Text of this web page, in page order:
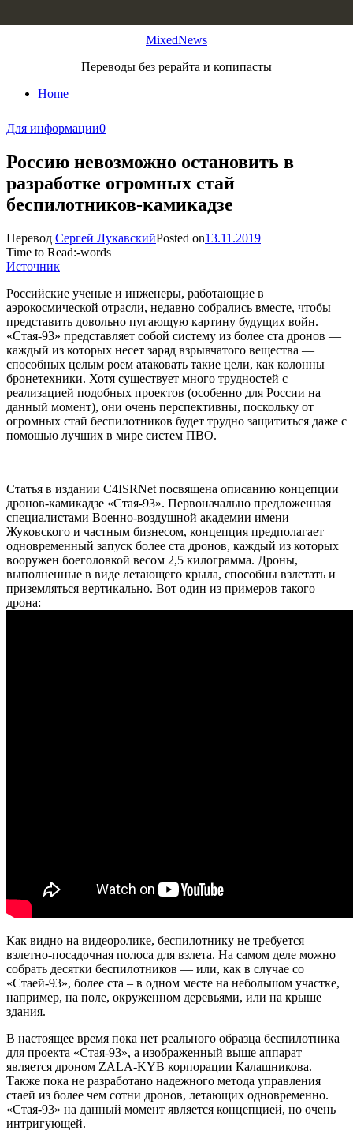
MixedNews
Переводы без рерайта и копипасты
Home
Для информации0
Россию невозможно остановить в
разработке огромных стай
беспилотников-камикадзе
Перевод Сергей ЛукавскийPosted on13.11.2019
Time to Read:-words
Источник
Российские ученые и инженеры, работающие в
аэрокосмической отрасли, недавно собрались вместе, чтобы
представить довольно пугающую картину будущих войн.
«Стая-93» представляет собой систему из более ста дронов —
каждый из которых несет заряд взрывчатого вещества —
способных целым роем атаковать такие цели, как колонны
бронетехники. Хотя существует много трудностей с
реализацией подобных проектов (особенно для России на
данный момент), они очень перспективны, поскольку от
огромных стай беспилотников будет трудно защититься даже с
помощью лучших в мире систем ПВО.
Статья в издании C4ISRNet посвящена описанию концепции
дронов-камикадзе «Стая-93». Первоначально предложенная
специалистами Военно-воздушной академии имени
Жуковского и частным бизнесом, концепция предполагает
одновременный запуск более ста дронов, каждый из которых
вооружен боеголовкой весом 2,5 килограмма. Дроны,
выполненные в виде летающего крыла, способны взлетать и
приземляться вертикально. Вот один из примеров такого
дрона:
Как видно на видеоролике, беспилотнику не требуется
взлетно-посадочная полоса для взлета. На самом деле можно
собрать десятки беспилотников — или, как в случае со
«Стаей-93», более ста – в одном месте на небольшом участке,
например, на поле, окруженном деревьями, или на крыше
здания.
В настоящее время пока нет реального образца беспилотника
для проекта «Стая-93», а изображенный выше аппарат
является дроном ZALA-KYB корпорации Калашникова.
Также пока не разработано надежного метода управления
стаей из более чем сотни дронов, летающих одновременно.
«Стая-93» на данный момент является концепцией, но очень
интригующей.